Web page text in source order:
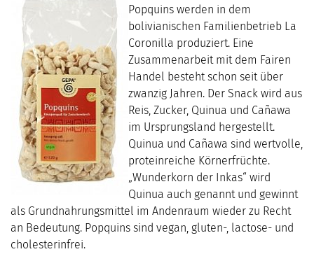
Popquins werden in dem
bolivianischen Familienbetrieb La
Coronilla produziert. Eine
Zusammenarbeit mit dem Fairen
Handel besteht schon seit über
zwanzig Jahren. Der Snack wird aus
Reis, Zucker, Quinua und Cañawa
im Ursprungsland hergestellt.
Quinua und Cañawa sind wertvolle,
proteinreiche Körnerfrüchte.
„Wunderkorn der Inkas“ wird
Quinua auch genannt und gewinnt
als Grundnahrungsmittel im Andenraum wieder zu Recht
an Bedeutung. Popquins sind vegan, gluten-, lactose- und
cholesterinfrei.